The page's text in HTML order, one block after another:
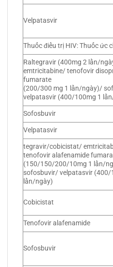
Velpatasvir
Thuốc điều trị HIV: Thuốc ức
Raltegravir (400mg 2 lần/
emtricitabine/ tenofovir
fumarate
(200/300 mg 1 lần/ngày)/
velpatasvir (400/100mg 1
Sofosbuvir
Velpatasvir
tegravir/cobicistat/
tenofovir alafenamide
(150/150/200/10mg 1 lần/
sofosbuvir/ velpatasvir (400/
lần/ngày)
Cobicistat
Tenofovir alafenamide
Sofosbuvir